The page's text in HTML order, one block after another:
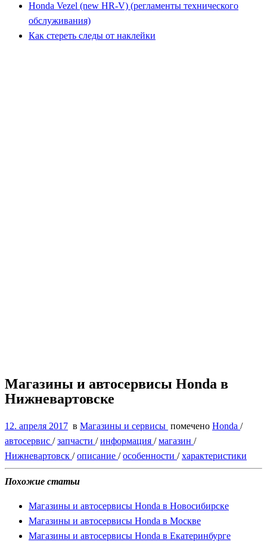
Honda Vezel (new HR-V) (регламенты технического
обслуживания)
Как стереть следы от наклейки
Магазины и автосервисы Honda в
Нижневартовске
12. апреля 2017 в Магазины и сервисы помечено Honda /
автосервис /запчасти /информация /магазин /
Нижневартовск /описание /особенности /характеристики
Похожие статьи
Магазины и автосервисы Honda в Новосибирске
Магазины и автосервисы Honda в Москве
Магазины и автосервисы Honda в Екатеринбурге